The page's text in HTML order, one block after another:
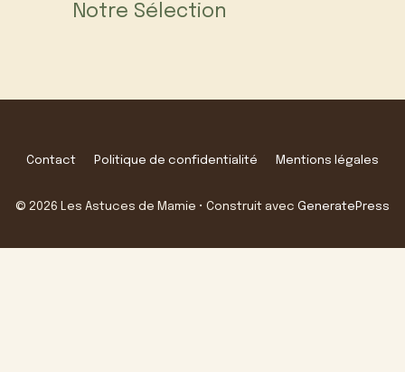
Notre Sélection
Contact Politique de confidentialité Mentions légales
© 2026 Les Astuces de Mamie • Construit avec GeneratePress